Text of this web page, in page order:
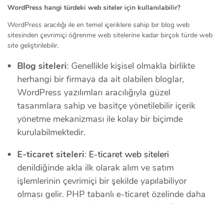
WordPress hangi türdeki web siteler için kullanılabilir?
WordPress aracılığı ile en temel içeriklere sahip bir blog web
sitesinden çevrimiçi öğrenme web sitelerine kadar birçok türde web
site geliştirilebilir.
Blog siteleri: Genellikle kişisel olmakla birlikte
herhangi bir firmaya da ait olabilen bloglar,
WordPress yazılımları aracılığıyla güzel
tasarımlara sahip ve basitçe yönetilebilir içerik
yönetme mekanizması ile kolay bir biçimde
kurulabilmektedir.
E-ticaret siteleri: E-ticaret web siteleri
denildiğinde akla ilk olarak alım ve satım
işlemlerinin çevrimiçi bir şekilde yapılabiliyor
olması gelir. PHP tabanlı e-ticaret özelinde daha